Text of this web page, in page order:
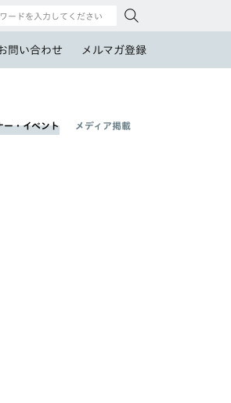
問い合わせ メルマガ登録
ー・イベント メディア掲載